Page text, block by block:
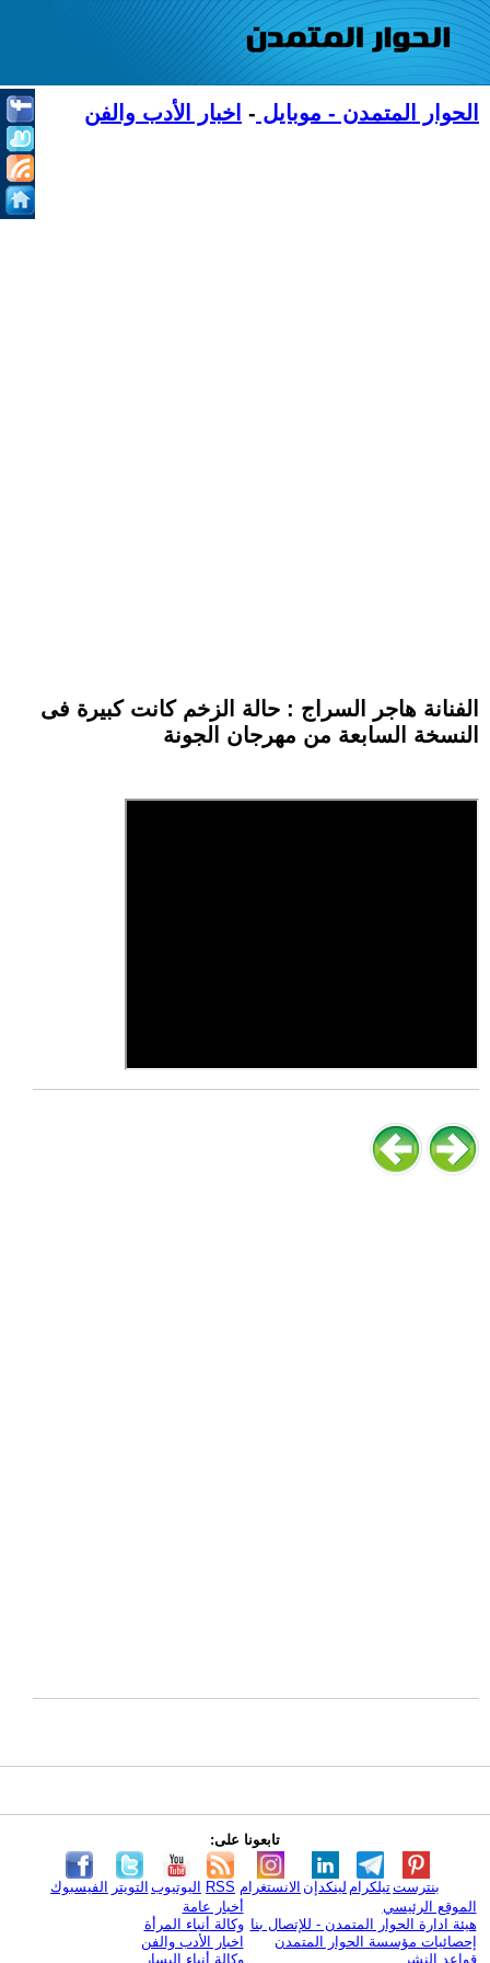
الحوار المتمدن - موبايل - اخبار الأدب والفن
الفنانة هاجر السراج : حالة الزخم كانت كبيرة فى
النسخة السابعة من مهرجان الجونة
تابعونا على:
الفيسبوك التويتر اليوتيوب RSS الانستغرام لينكدإن تيلكرامبنترست
الموقع الرئيسي
هيئة ادارة الحوار المتمدن - للإتصال بنا
إحصائيات مؤسسة الحوار المتمدن
قواعد النشر
أخبار عامة
وكالة أنباء المرأة
اخبار الأدب والفن
وكالة أنباء اليسار